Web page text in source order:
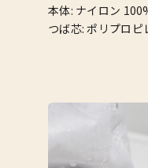
本体: ナイロン
つば芯: ポリプロピ